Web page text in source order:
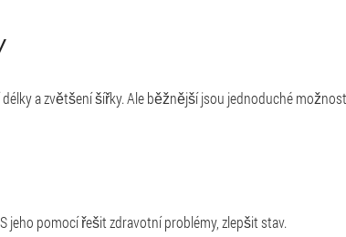
a zvětšení šířky. Ale běžnější jsou jednoduché
jeho pomocí řešit zdravotní problémy, zlepšit stav.